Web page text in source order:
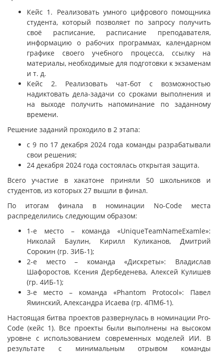
Кейс 1. Реализовать умного цифрового помощника
студента, который позволяет по запросу получить
своё расписание, расписание преподавателя,
информацию о рабочих программах, календарном
графике своего учебного процесса, ссылку на
материалы, необходимые для подготовки к экзаменам
и т. д.
Кейс 2. Реализовать чат-бот с возможностью
надиктовать дела-задачи со сроками выполнения и
на выходе получить напоминание по заданному
времени.
Решение заданий проходило в 2 этапа:
с 9 по 17 декабря 2024 года команды разрабатывали
свои решения;
24 декабря 2024 года состоялась открытая защита.
Всего участие в хакатоне приняли 50 школьников и
студентов, из которых 27 вышли в финал.
По итогам финала в номинации No-Code места
распределились следующим образом:
1-е место – команда «UniqueTeamNameExamle»:
Николай Баулин, Кирилл Куликанов, Дмитрий
Сорокин (гр. 3ИБ-1);
2-е место – команда «Дискреты»: Владислав
Шафоростов, Ксения Дербеденева, Алексей Кулишев
(гр. 4ИБ-1);
3-е место – команда «Phantom Protocol»: Павел
Яминский, Александра Исаева (гр. 4ПМб-1).
Настоящая битва проектов развернулась в номинации Pro-
Code (кейс 1). Все проекты были выполнены на высоком
уровне с использованием современных моделей ИИ. В
результате с минимальным отрывом команды